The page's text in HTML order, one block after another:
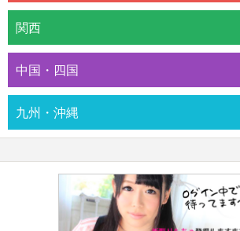
関西
中国・四国
九州・沖縄